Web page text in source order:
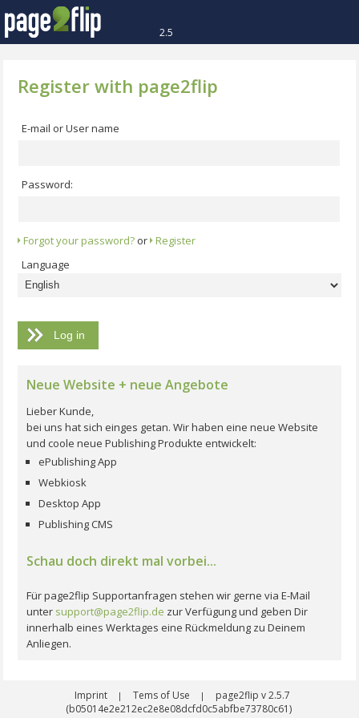
2.5
Register with page2flip
E-mail or User name
Password:
Forgot your password? or Register
Language
Neue Website + neue Angebote
Lieber Kunde,
bei uns hat sich einges getan. Wir haben eine neue Website
und coole neue Publishing Produkte entwickelt:
ePublishing App
Webkiosk
Desktop App
Publishing CMS
Schau doch direkt mal vorbei...
Für page2flip Supportanfragen stehen wir gerne via E-Mail
unter support@page2flip.de zur Verfügung und geben Dir
innerhalb eines Werktages eine Rückmeldung zu Deinem
Anliegen.
Imprint | Tems of Use |
page2flip v 2.5.7
(b05014e2e212ec2e8e08dcfd0c5abfbe73780c61)